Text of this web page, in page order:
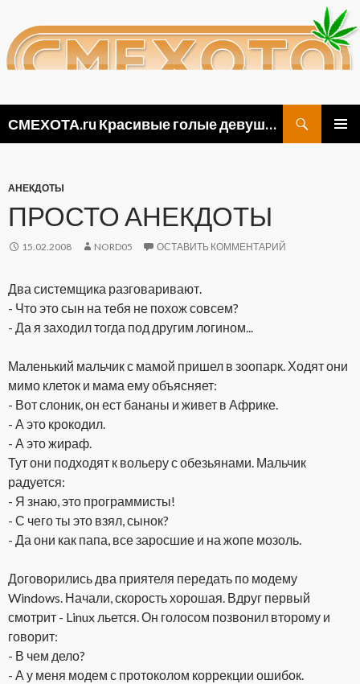
СМЕХОТА.ru Красивые голые девушки, прикольные картинки ню и видео приколы
АНЕКДОТЫ
ПРОСТО АНЕКДОТЫ
15.02.2008 NORD05 ОСТАВИТЬ КОММЕНТАРИЙ
Два системщика разговаривают.
- Что это сын на тебя не похож совсем?
- Да я заходил тогда под другим логином...
Маленький мальчик с мамой пришел в зоопарк. Ходят они
мимо клеток и мама ему объясняет:
- Вот слоник, он ест бананы и живет в Африке.
- А это крокодил.
- А это жираф.
Тут они подходят к вольеру с обезьянами. Мальчик
радуется:
- Я знаю, это программисты!
- С чего ты это взял, сынок?
- Да они как папа, все заросшие и на жопе мозоль.
Договорились два приятеля передать по модему
Windows. Начали, скорость хорошая. Вдруг первый
смотрит - Linux льется. Он голосом позвонил второму и
говорит:
- В чем дело?
- А у меня модем с протоколом коррекции ошибок.